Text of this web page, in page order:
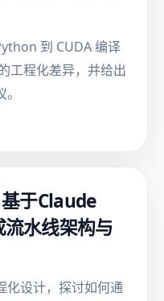
到 CUDA 编译
工程化差异，并给出
于Claude
流水线架构与
化设计，探讨如何通